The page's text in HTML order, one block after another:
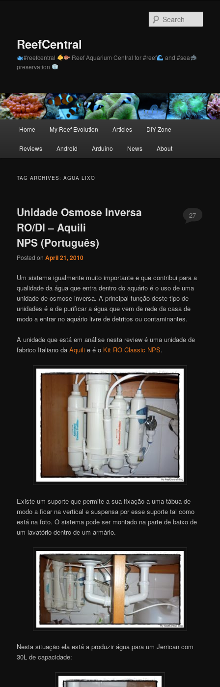
ReefCentral
#reefcentral Reef Aquarium Central for #reef
and #sea
preservation
Home My Reef Evolution Articles DIY Zone
Reviews Android Arduino News About
TAG ARCHIVES:AGUA LIXO
Unidade Osmose Inversa
RO/DI – Aquili
NPS (Português)
Posted onApril 21, 2010
27
Um sistema igualmente muito importante e que contribui para a
qualidade da água que entra dentro do aquário é o uso de uma
unidade de osmose inversa. A principal função deste tipo de
unidades é a de purificar a água que vem de rede da casa de
modo a entrar no aquário livre de detritos ou contaminantes.
A unidade que está em análise nesta review é uma unidade de
fabrico Italiano daAquili e é o Kit RO Classic NPS.
Existe um suporte que permite a sua fixação a uma tábua de
modo a ficar na vertical e suspensa por esse suporte tal como
está na foto. O sistema pode ser montado na parte de baixo de
um lavatório dentro de um armário.
Nesta situação ela está a produzir água para um Jerrican com
30L de capacidade: